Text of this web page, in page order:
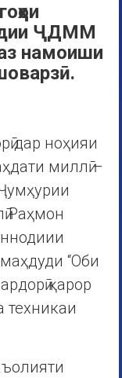
ҶДММ
намоиши
дар ноҳияи
миллӣ –
Раҳмон
“Оби
қарор
техникаи